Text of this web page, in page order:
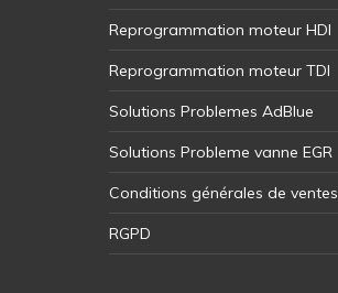
Reprogrammation moteur HDI
Reprogrammation moteur TDI
Solutions Problemes AdBlue
Solutions Probleme vanne EGR
Conditions générales de ventes
RGPD